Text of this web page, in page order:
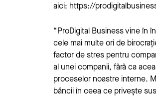
aici: https://
“ProDigital Business vine în
cele mai multe ori de
factor de stres pentru
al unei companii, fără ca
proceselor noastre interne.
băncii în ceea ce privește